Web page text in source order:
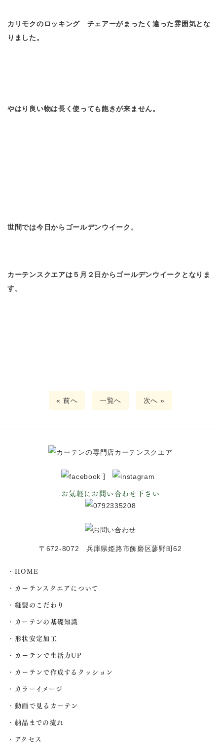
カリモクのロッキング チェアーがまったく違った雰囲気とな
りました。
やはり良い物は長く使っても飽きが来ません。
世間では今日からゴールデンウイーク。
カーテンスクエアは５月２日からゴールデンウイークとなりま
す。
« 前へ 一覧へ 次へ »
]
お気軽にお問い合わせ下さい
〒672-8072 兵庫県姫路市飾磨区蓼野町62
HOME
カーテンスクエアについて
縫製のこだわり
カーテンの基礎知識
形状安定加工
カーテンで生活力UP
カーテンで作成するクッション
カラーイメージ
動画で見るカーテン
納品までの流れ
アクセス